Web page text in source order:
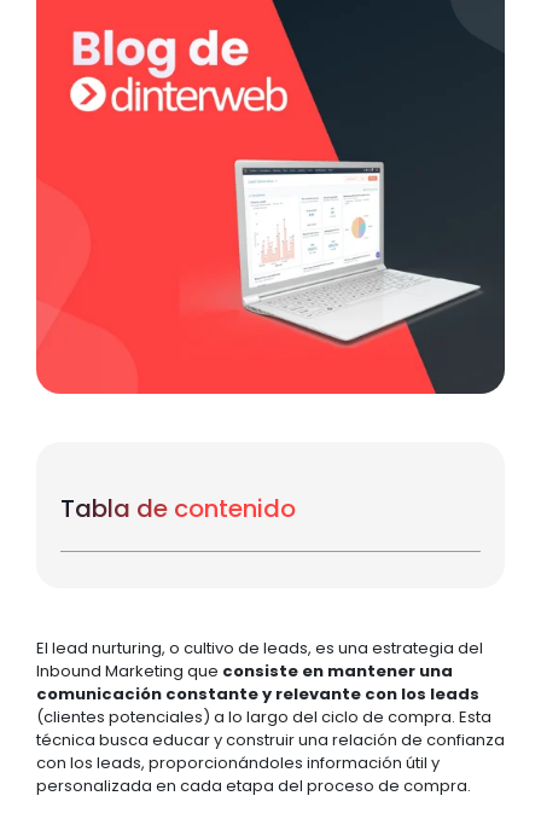
Tabla de contenido
El lead nurturing, o cultivo de leads, es una estrategia del
Inbound Marketing que consiste en mantener una
comunicación constante y relevante con los leads
(clientes potenciales) a lo largo del ciclo de compra. Esta
técnica busca educar y construir una relación de confianza
con los leads, proporcionándoles información útil y
personalizada en cada etapa del proceso de compra.